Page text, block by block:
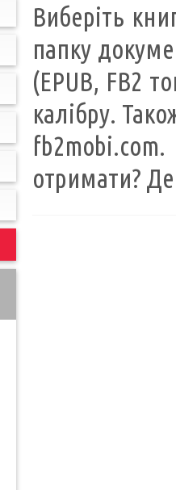
Виберіть
папку
(EPUB, FB2
калібру.
fb2mobi.com.
отримати?